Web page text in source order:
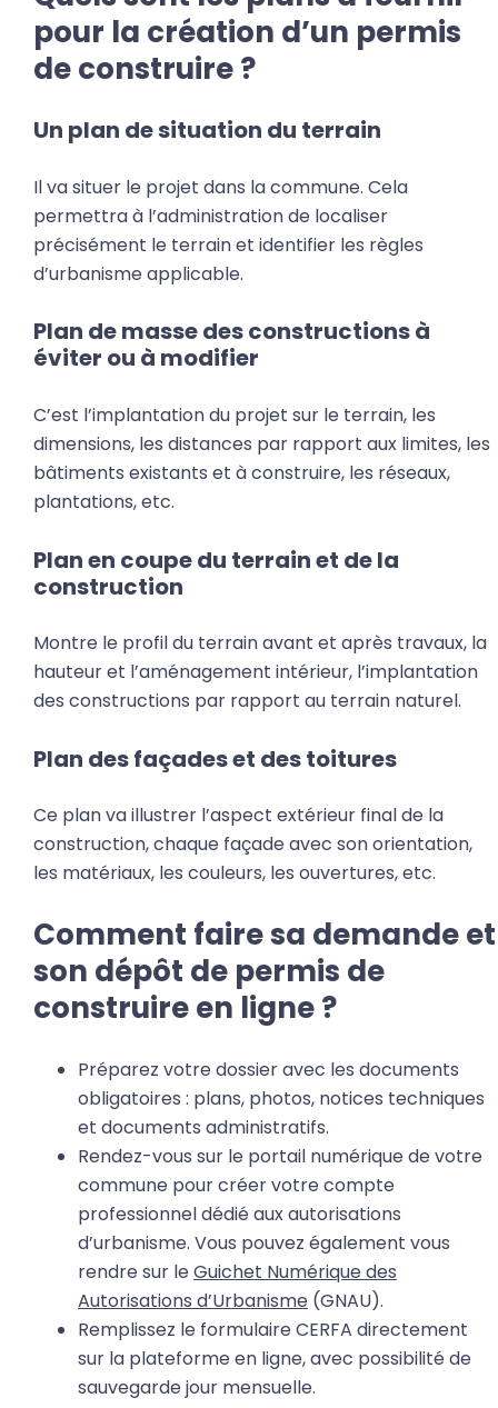
pour la création d’un permis
de construire ?
Un plan de situation du terrain
Il va situer le projet dans la commune. Cela
permettra à l’administration de localiser
précisément le terrain et identifier les règles
d’urbanisme applicable.
Plan de masse des constructions à
éviter ou à modifier
C’est l’implantation du projet sur le terrain, les
dimensions, les distances par rapport aux limites, les
bâtiments existants et à construire, les réseaux,
plantations, etc.
Plan en coupe du terrain et de la
construction
Montre le profil du terrain avant et après travaux, la
hauteur et l’aménagement intérieur, l’implantation
des constructions par rapport au terrain naturel.
Plan des façades et des toitures
Ce plan va illustrer l’aspect extérieur final de la
construction, chaque façade avec son orientation,
les matériaux, les couleurs, les ouvertures, etc.
Comment faire sa demande et
son dépôt de permis de
construire en ligne ?
Préparez votre dossier avec les documents
obligatoires : plans, photos, notices techniques
et documents administratifs.
Rendez-vous sur le portail numérique de votre
commune pour créer votre compte
professionnel dédié aux autorisations
d’urbanisme. Vous pouvez également vous
rendre sur leGuichet Numérique des
Autorisations d’Urbanisme (GNAU).
Remplissez le formulaire CERFA directement
sur la plateforme en ligne, avec possibilité de
sauvegarde jour mensuelle.